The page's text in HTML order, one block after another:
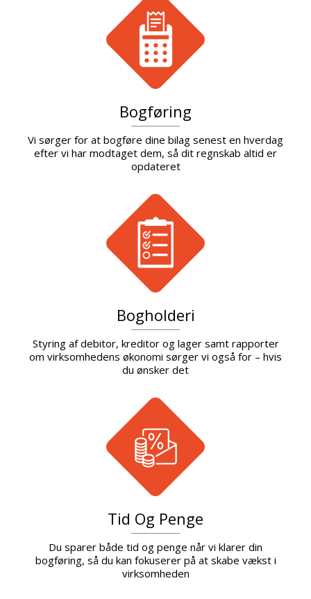
Bogføring
Vi sørger for at bogføre dine bilag senest en hverdag
efter vi har modtaget dem, så dit regnskab altid er
opdateret
Bogholderi
Styring af debitor, kreditor og lager samt rapporter
om virksomhedens økonomi sørger vi også for – hvis
du ønsker det
Tid Og Penge
Du sparer både tid og penge når vi klarer din
bogføring, så du kan fokuserer på at skabe vækst i
virksomheden